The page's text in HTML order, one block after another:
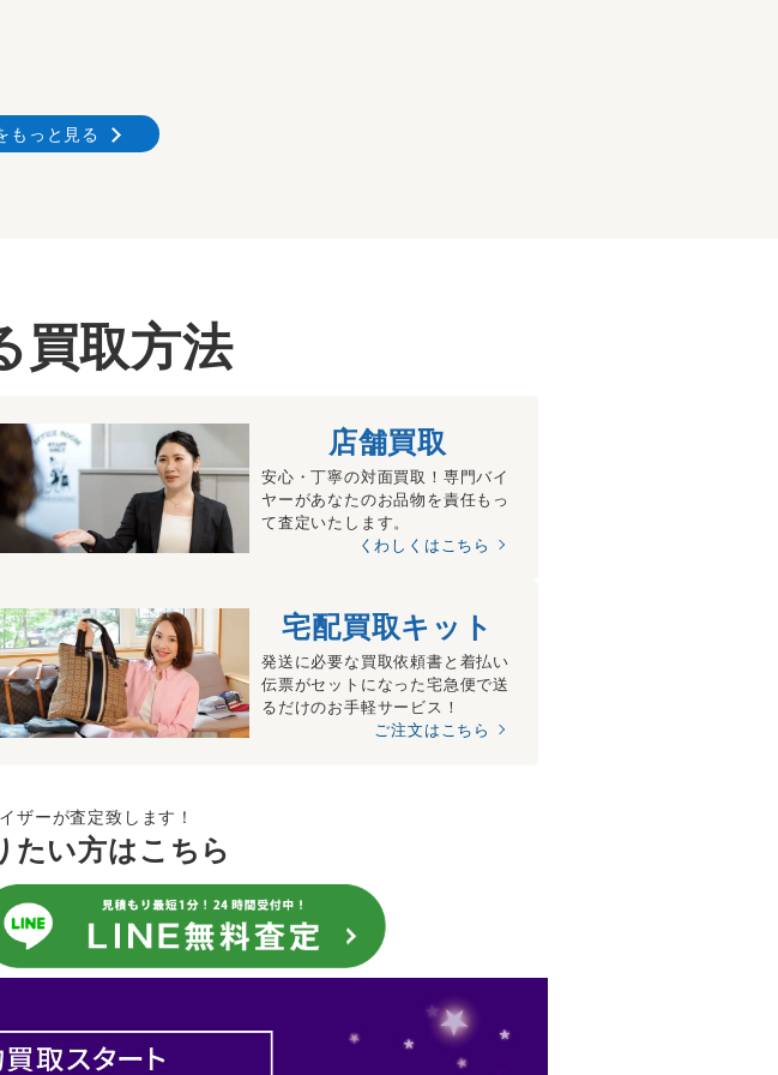
もっと見る
買取方法
店舗買取
安心・丁寧の対面買取！専門バイ
ヤーがあなたのお品物を責任もっ
て査定いたします。
くわしくはこちら
宅配買取キット
発送に必要な買取依頼書と着払い
伝票がセットになった宅急便で送
るだけのお手軽サービス！
ご注文はこちら
ザーが査定致します！
たい方はこちら